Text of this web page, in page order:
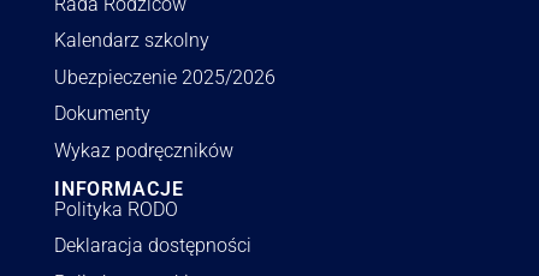
Kalendarz szkolny
Ubezpieczenie 2025/2026
Dokumenty
Wykaz podręczników
INFORMACJE
Polityka RODO
Deklaracja dostępności